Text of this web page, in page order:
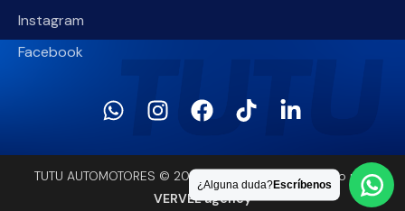
Instagram
Facebook
TUTU AUTOMOTORES © 2026. Creado y desarrollado por
VERVEL agency
¿Alguna duda?Escríbenos